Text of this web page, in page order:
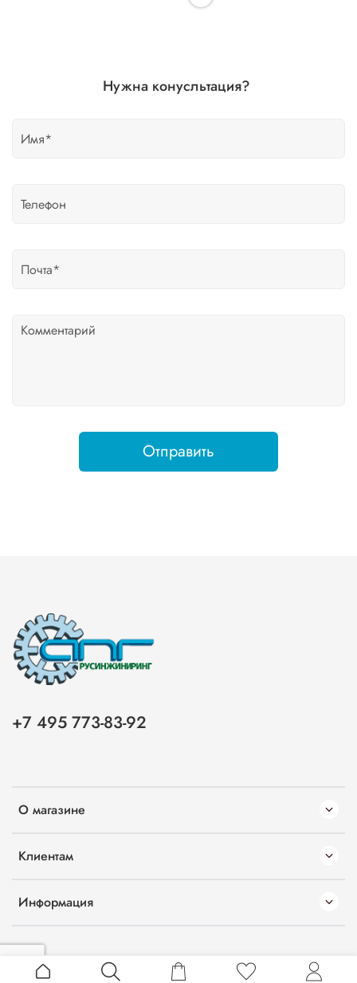
Нужна конусльтация?
Отправить
О магазине
Клиентам
Информация
+7 495 773-83-92